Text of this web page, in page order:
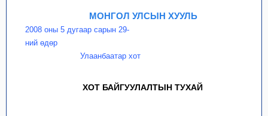
МОНГОЛ УЛСЫН ХУУЛЬ
2008 оны 5 дугаар сарын 29-
ний өдөр
Улаанбаатар хот
ХОТ БАЙГУУЛАЛТЫН ТУХАЙ